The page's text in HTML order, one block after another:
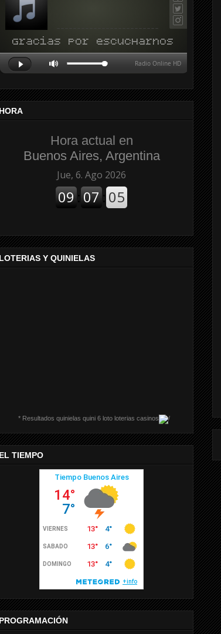
HORA
Hora actual en
Buenos Aires, Argentina
LOTERIAS Y QUINIELAS
* Resultados quinielas quini 6 loto loterias casinos
EL TIEMPO
PROGRAMACIÓN